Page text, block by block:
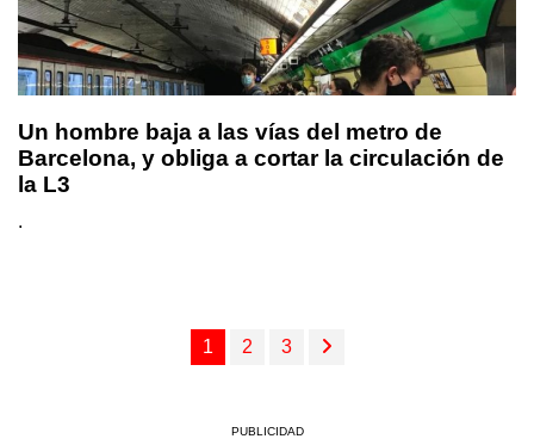
Un hombre baja a las vías del metro de
Barcelona, y obliga a cortar la circulación de
la L3
.
1 2 3
PUBLICIDAD